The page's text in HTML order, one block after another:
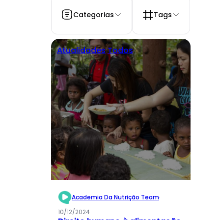
Categorias Tags
Atualidades Todos
Academia Da Nutrição Team·
10/12/2024